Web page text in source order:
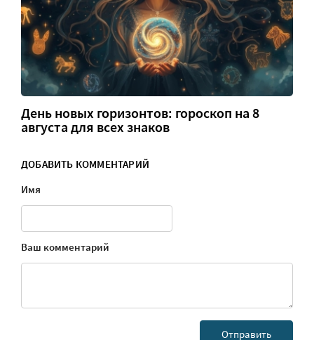
День новых горизонтов: гороскоп на 8
августа для всех знаков
ДОБАВИТЬ КОММЕНТАРИЙ
Имя
Ваш комментарий